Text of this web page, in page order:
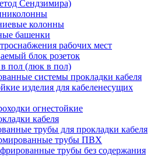
Сендзимира)
колонны
башенки
рабочих мест
блок розеток
в пол (люк в пол)
системы прокладки кабеля
изделия для кабеленесущих
огнестойкие
кабеля
трубы для прокладки кабеля
трубы ПВХ
трубы без содержания